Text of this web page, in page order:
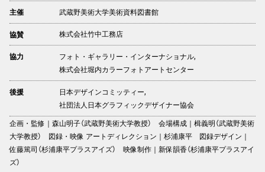
主催 武蔵野美術大学美術資料図書館
協賛 株式会社竹中工務店
協力
フォト・ギャラリー・インターナショナル,
株式会社堀内カラーフォトアートセンター
後援
日本デザインコミッティー,
社団法人日本グラフィックデザイナー協会
企画・監修｜森山明子（武蔵野美術大学教授） 会場構成｜楫義明（武蔵野美術
大学教授） 図録・映像 アートディレクション｜杉浦康平 図録デザイン｜
佐藤篤司（杉浦康平プラスアイズ） 映像制作｜新保韻香（杉浦康平プラスアイ
ズ）